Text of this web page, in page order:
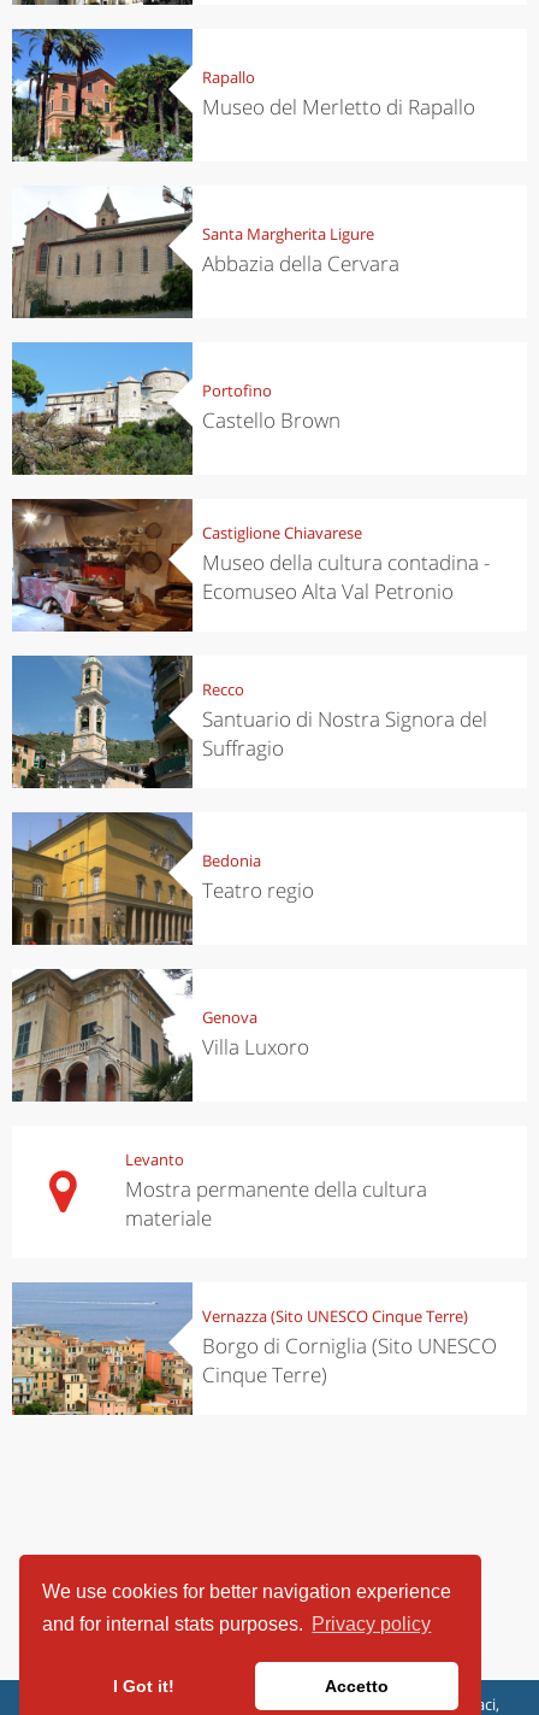
We use cookies for better navigation experience
and for internal stats purposes. Privacy policy
I Got it! Accetto
Rapallo
Museo del Merletto di Rapallo
Santa Margherita Ligure
Abbazia della Cervara
Portofino
Castello Brown
Castiglione Chiavarese
Museo della cultura contadina -
Ecomuseo Alta Val Petronio
Recco
Santuario di Nostra Signora del
Suffragio
Bedonia
Teatro regio
Genova
Villa Luxoro
Levanto
Mostra permanente della cultura
materiale
Vernazza (Sito UNESCO Cinque Terre)
Borgo di Corniglia (Sito UNESCO
Cinque Terre)
ViaggiArt - © 2013-2026 Altrama Italia SRL | Piazza Caduti di Capaci,